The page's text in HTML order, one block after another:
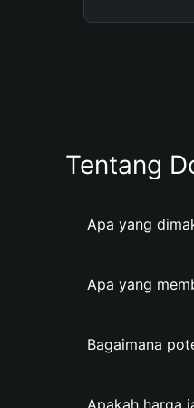
Tentang
Apa yang
Apa yang
Bagaimana
Apakah harga